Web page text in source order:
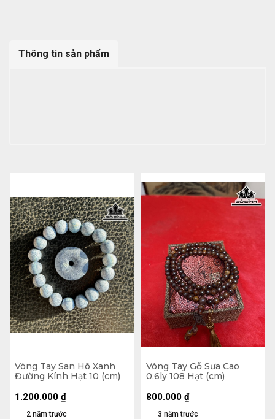
Thông tin sản phẩm
Vòng Tay San Hô Xanh
Đường Kính Hạt 10 (cm)
2 năm trước
1.200.000 ₫
Vòng Tay Gỗ Sưa Cao
0,6ly 108 Hạt (cm)
3 năm trước
800.000 ₫